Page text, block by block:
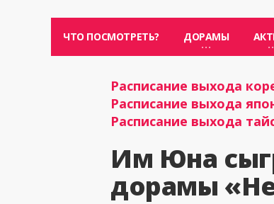
ЧТО ПОСМОТРЕТЬ? ДОРАМЫ
Расписание выхода
Расписание выхода
Расписание выхода
Им Юна
дорамы